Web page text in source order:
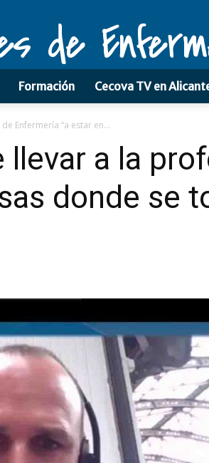
de
Formación Cecova TV en
Enfermería “a estar en...
llevar a la
donde se